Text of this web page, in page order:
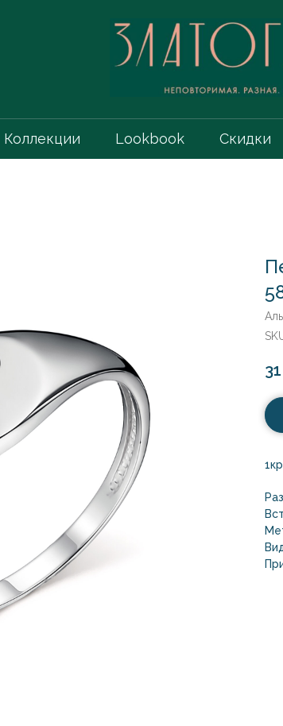
Коллекции Lookbook Скидки